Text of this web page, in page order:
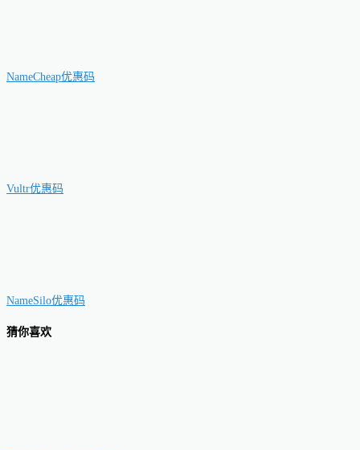
NameCheap优惠码
Vultr优惠码
NameSilo优惠码
猜你喜欢